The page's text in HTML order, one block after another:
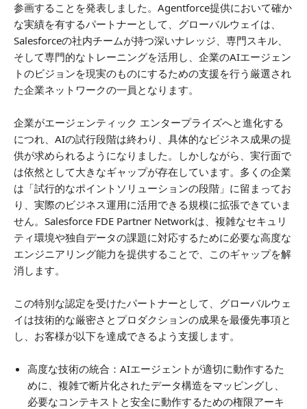
参画することを発表しました。Agentforce提供において確か
な実績を有するパートナーとして、グローバルウェイは、
Salesforceの社内チームが持つ深いナレッジ、専門スキル、
そして専門的なトレーニングを活用し、企業のAIエージェン
トのビジョンを現実のものにするための支援を行う厳選され
た企業ネットワークの一員となります。
企業がエージェンティック エンタープライズへと進化する
につれ、AIの試行段階は終わり、具体的なビジネス成果の提
供が求められるようになりました。しかしながら、実行面で
は依然として大きなギャップが存在しています。多くの企業
は「試行的なポイントソリューションの段階」に留まってお
り、実際のビジネス運用に活用できる規模に拡張できていま
せん。Salesforce FDE Partner Networkは、複雑なセキュリ
ティ環境や独自データの課題に対応するために必要な高度な
エンジニアリング能力を提供することで、このギャップを解
消します。
この特別な認定を受けたパートナーとして、グローバルウェ
イは技術的な厳密さとプロダクションの成果を最優先事項と
し、お客様が以下を達成できるよう支援します。
高度な技術の統合：AIエージェントが適切に動作するた
めに、複雑で断片化されたデータ構造をマッピングし、
必要なコンテキストと安全に動作するための権限アーキ